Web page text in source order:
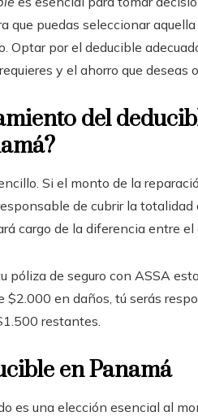
que puedas seleccionar
Optar por el deducible
y el ahorro que deseas
del
Si el monto de la
de cubrir la
cargo de la diferencia entre
póliza de seguro con ASSA
$2.000 en daños, tú serás
restantes.
en Panamá
es una elección esencial al